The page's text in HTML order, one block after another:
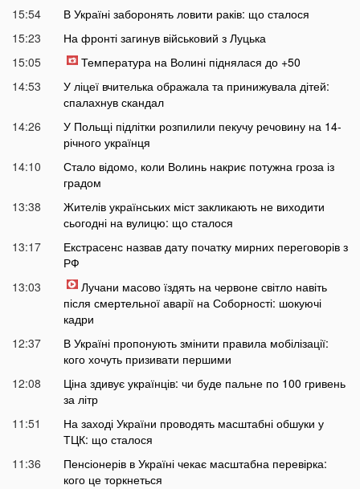
15:54
В Україні заборонять ловити раків: що сталося
15:23
На фронті загинув військовий з Луцька
15:05
Температура на Волині піднялася до +50
14:53
У ліцеї вчителька ображала та принижувала дітей:
спалахнув скандал
14:26
У Польщі підлітки розпилили пекучу речовину на 14-
річного українця
14:10
Стало відомо, коли Волинь накриє потужна гроза із
градом
13:38
Жителів українських міст закликають не виходити
сьогодні на вулицю: що сталося
13:17
Екстрасенс назвав дату початку мирних переговорів з
РФ
13:03
Лучани масово їздять на червоне світло навіть
після смертельної аварії на Соборності: шокуючі
кадри
12:37
В Україні пропонують змінити правила мобілізації:
кого хочуть призивати першими
12:08
Ціна здивує українців: чи буде пальне по 100 гривень
за літр
11:51
На заході України проводять масштабні обшуки у
ТЦК: що сталося
11:36
Пенсіонерів в Україні чекає масштабна перевірка:
кого це торкнеться